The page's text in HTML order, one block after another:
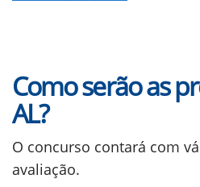
Como serão as
AL?
O concurso contará com
avaliação.